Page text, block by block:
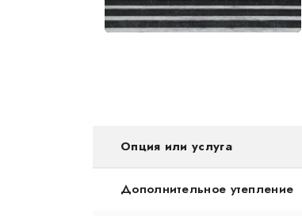
Опция или услуга
Дополнительное утепление